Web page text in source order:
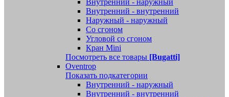
Внутренний - наружный
Внутренний - внутренний
Наружный - наружный
Со сгоном
Угловой со сгоном
Кран Mini
Посмотреть все товары [Bugatti]
Oventrop
Показать подкатегории
Внутренний - наружный
Внутренний - внутренний